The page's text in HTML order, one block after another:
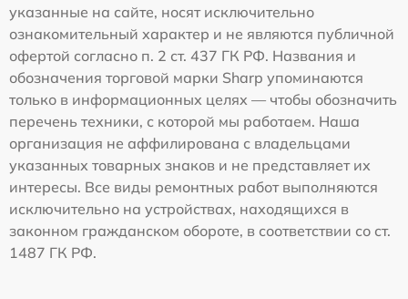
указанные на сайте, носят исключительно
ознакомительный характер и не являются публичной
офертой согласно п. 2 ст. 437 ГК РФ. Названия и
обозначения торговой марки Sharp упоминаются
только в информационных целях — чтобы обозначить
перечень техники, с которой мы работаем. Наша
организация не аффилирована с владельцами
указанных товарных знаков и не представляет их
интересы. Все виды ремонтных работ выполняются
исключительно на устройствах, находящихся в
законном гражданском обороте, в соответствии со ст.
1487 ГК РФ.